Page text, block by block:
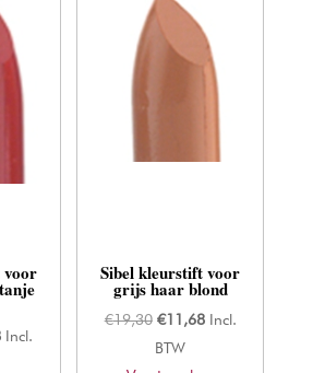
voor
Huidige
Incl.
Sibel kleurstift voor
grijs haar blond
€19,30 Oorspronkelijke
prijs
€11,68Huidige
Incl.
BTW